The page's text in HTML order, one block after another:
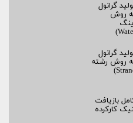
گرانول
روش
گرانول
روش رشته‌
بازیافت
کارکرده